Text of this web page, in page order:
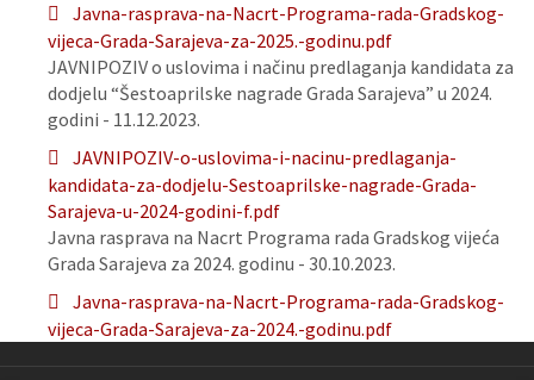
Javna-rasprava-na-Nacrt-Programa-rada-Gradskog-
vijeca-Grada-Sarajeva-za-2025.-godinu.pdf
JAVNIPOZIV o uslovima i načinu predlaganja kandidata za
dodjelu “Šestoaprilske nagrade Grada Sarajeva” u 2024.
godini - 11.12.2023.
JAVNIPOZIV-o-uslovima-i-nacinu-predlaganja-
kandidata-za-dodjelu-Sestoaprilske-nagrade-Grada-
Sarajeva-u-2024-godini-f.pdf
Javna rasprava na Nacrt Programa rada Gradskog vijeća
Grada Sarajeva za 2024. godinu - 30.10.2023.
Javna-rasprava-na-Nacrt-Programa-rada-Gradskog-
vijeca-Grada-Sarajeva-za-2024.-godinu.pdf